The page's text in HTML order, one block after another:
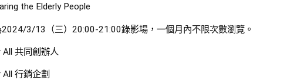
the Elderly People
3/13（三）20:00-21:00錄影場，一個月內不限次數瀏覽。
共同創辦人
行銷企劃